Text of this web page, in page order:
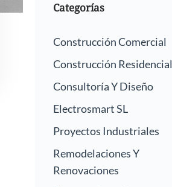
Categorías
Construcción Comercial
Construcción Residencial
Consultoría Y Diseño
Electrosmart SL
Proyectos Industriales
Remodelaciones Y
Renovaciones